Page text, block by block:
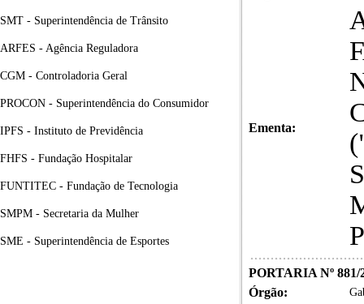
SMT - Superintendência de Trânsito
ARFES - Agência Reguladora
CGM - Controladoria Geral
PROCON - Superintendência do Consumidor
IPFS - Instituto de Previdência
FHFS - Fundação Hospitalar
FUNTITEC - Fundação de Tecnologia
SMPM - Secretaria da Mulher
SME - Superintendência de Esportes
Ementa:
PORTARIA Nº 881/
Órgão: